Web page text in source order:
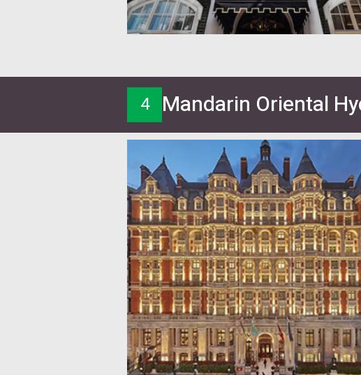
4 Mandarin Oriental